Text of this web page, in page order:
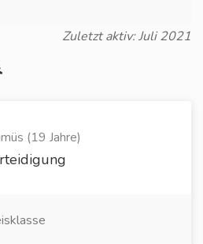
Zuletzt aktiv: Juli 2021
(19 Jahre)